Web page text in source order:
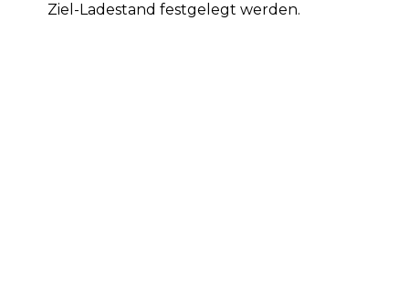
Ziel-Ladestand festgelegt werden.